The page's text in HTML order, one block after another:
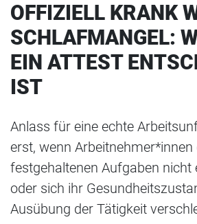
OFFIZIELL KRANK
SCHLAFMANGEL:
EIN ATTEST
IST
Anlass für eine echte
erst, wenn
festgehaltenen Aufgaben nicht
oder sich ihr
Ausübung der Tätigkeit